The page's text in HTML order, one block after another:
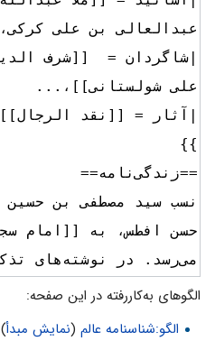
الگوهای به‌کاررفته در این صفحه:
الگو:شناسنامه عالم(نمایش مبدأ)